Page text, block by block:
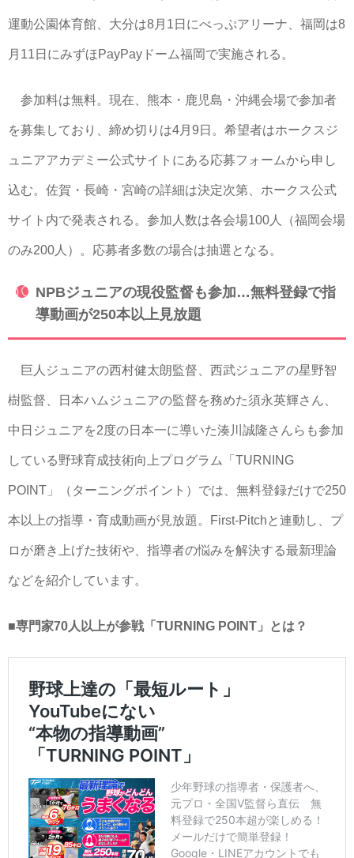
運動公園体育館、大分は8月1日にべっぷアリーナ、福岡は8
月11日にみずほPayPayドーム福岡で実施される。
参加料は無料。現在、熊本・鹿児島・沖縄会場で参加者
を募集しており、締め切りは4月9日。希望者はホークスジ
ュニアアカデミー公式サイトにある応募フォームから申し
込む。佐賀・長崎・宮崎の詳細は決定次第、ホークス公式
サイト内で発表される。参加人数は各会場100人（福岡会場
のみ200人）。応募者多数の場合は抽選となる。
NPBジュニアの現役監督も参加…無料登録で指
導動画が250本以上見放題
巨人ジュニアの西村健太朗監督、西武ジュニアの星野智
樹監督、日本ハムジュニアの監督を務めた須永英輝さん、
中日ジュニアを2度の日本一に導いた湊川誠隆さんらも参加
している野球育成技術向上プログラム「TURNING
POINT」（ターニングポイント）では、無料登録だけで250
本以上の指導・育成動画が見放題。First-Pitchと連動し、プ
ロが磨き上げた技術や、指導者の悩みを解決する最新理論
などを紹介しています。
■専門家70人以上が参戦「TURNING POINT」とは？